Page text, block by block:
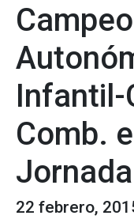
Infantil-
Comb.
Jornada
22 febrero,